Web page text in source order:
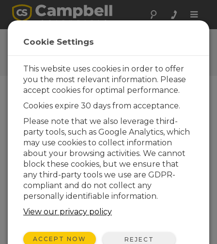
Toggle
Ask a Question
Typical response time of one
business day
nossos especialistas entrará em contato com você.
*=campo obrigatório.
Favor selecionar seu tipo de pergunta:
Vendas
Suporte
Insira sua pergunta aqui:
Cookie Settings
This website uses cookies in order to offer
you the most relevant information. Please
accept cookies for optimal performance.
Cookies expire 30 days from acceptance.
Please note that we also leverage third-
party tools, such as Google Analytics, which
may use cookies to collect information
about your browsing activities. We cannot
block these cookies, but we ensure that
any third-party tools we use are GDPR-
compliant and do not collect any
personally identifiable information.
View our privacy policy
ACCEPT NOW REJECT